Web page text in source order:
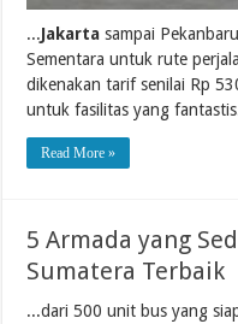
...Jakarta sampai
Sementara untuk rute
dikenakan tarif senilai Rp
untuk fasilitas yang
Read More »
5 Armada yang
Sumatera Terbaik
...dari 500 unit bus yang